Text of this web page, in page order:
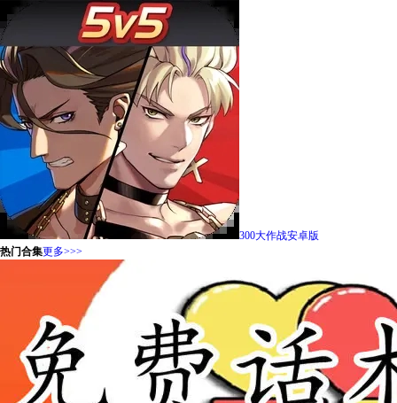
300大作战安卓版
热门合集更多>>>